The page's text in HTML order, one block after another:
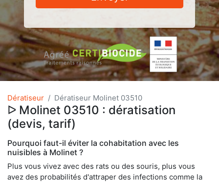
Dératiseur Dératiseur Molinet 03510
ᐅ Molinet 03510 : dératisation
(devis, tarif)
Pourquoi faut-il éviter la cohabitation avec les
nuisibles à Molinet ?
Plus vous vivez avec des rats ou des souris, plus vous
avez des probabilités d'attraper des infections comme la